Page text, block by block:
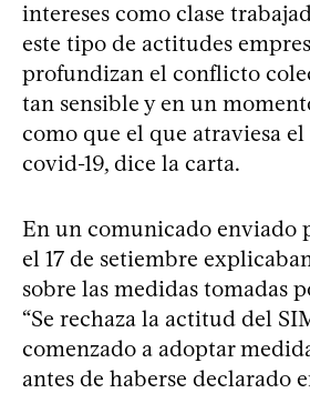
intereses como clase
este tipo de actitudes
profundizan el conflicto
tan sensible y en un
como que el que atraviesa el
covid-19, dice la carta.
En un comunicado enviado
el 17 de setiembre
sobre las medidas tomadas
“Se rechaza la actitud del
comenzado a adoptar
antes de haberse declarado